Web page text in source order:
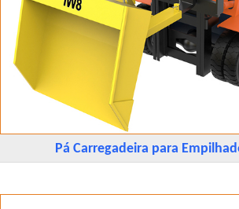
Pá Carregadeira para